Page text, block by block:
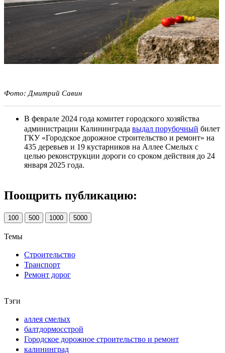
Фото: Дмитрий Савин
В феврале 2024 года комитет городского хозяйства
администрации Калининграда выдал порубочный билет
ГКУ «Городское дорожное строительство и ремонт» на
435 деревьев и 19 кустарников на Аллее Смелых с
целью реконструкции дороги со сроком действия до 24
января 2025 года.
Поощрить публикацию:
100 500 1000 5000
Темы
Строительство
Транспорт
Ремонт дорог
Тэги
аллея смелых
балтдормосстрой
Городское дорожное строительство и ремонт
калининград